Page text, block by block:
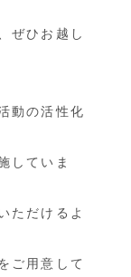
ぜひお越し
動の活性化
していま
ただけるよ
ご用意して